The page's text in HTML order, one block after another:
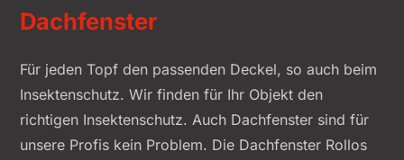
Dachfenster
Für jeden Topf den passenden Deckel, so auch beim
Insektenschutz. Wir finden für Ihr Objekt den
richtigen Insektenschutz. Auch Dachfenster sind für
unsere Profis kein Problem. Die Dachfenster Rollos